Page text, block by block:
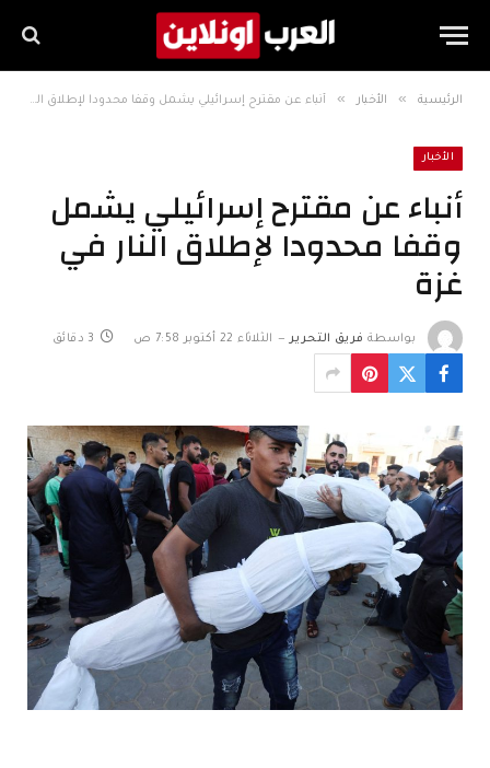
الرئيسية » الأخبار » أنباء عن مقترح إسرائيلي يشمل وقفا محدودا لإطلاق النار في غزة
الأخبار
أنباء عن مقترح إسرائيلي يشمل
وقفا محدودا لإطلاق النار في
غزة
بواسطة فريق التحرير الثلاثاء 22 أكتوبر 7:58 ص 3 دقائق